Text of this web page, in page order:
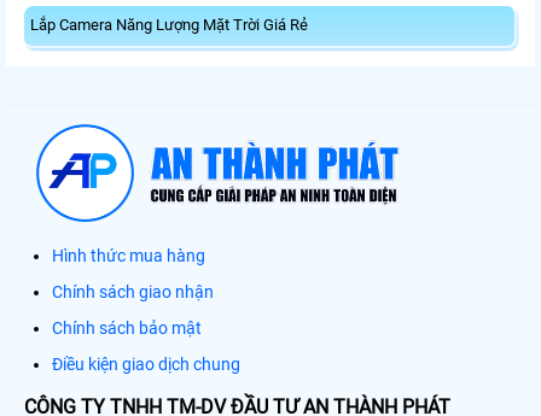
Lắp Camera Năng Lượng Mặt Trời Giá Rẻ
Hình thức mua hàng
Chính sách giao nhận
Chính sách bảo mật
Điều kiện giao dịch chung
CÔNG TY TNHH TM-DV ĐẦU TƯ AN THÀNH PHÁT